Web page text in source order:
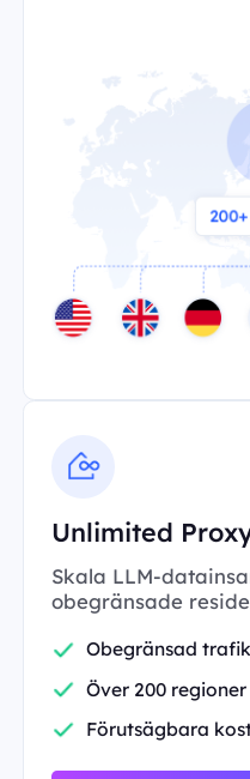
Unlimited
Skala LLM-
obegränsade
Obegränsad trafik
Över 200
Förutsägbara